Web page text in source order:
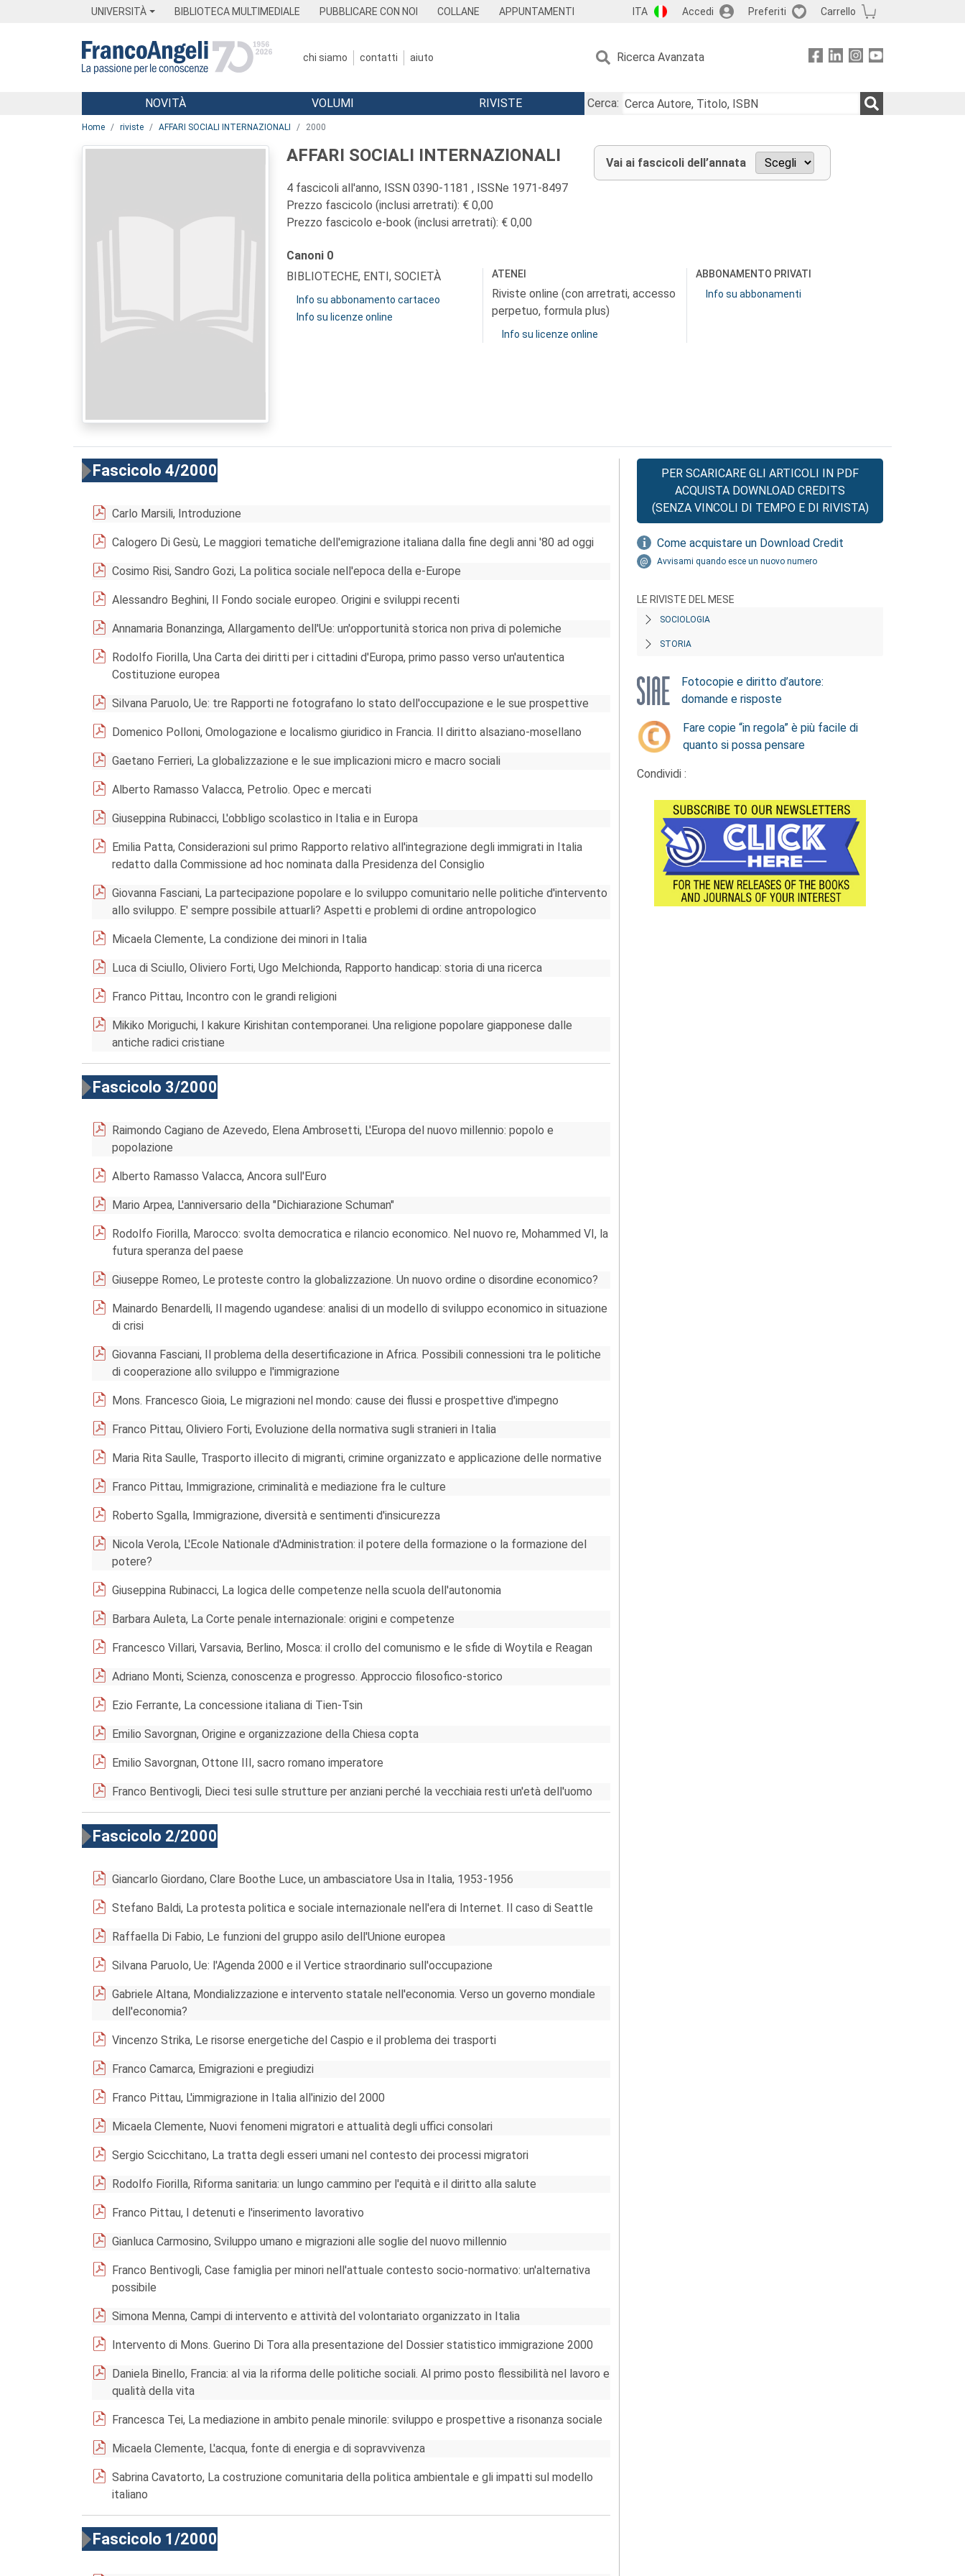
UNIVERSITÀ BIBLIOTECA MULTIMEDIALE PUBBLICARE CON NOI COLLANE APPUNTAMENTI ITA Accedi Preferiti Carrello
chi siamo contatti aiuto Ricerca Avanzata
Menu
NOVITÀ VOLUMI RIVISTE
Cerca:
Home riviste AFFARI SOCIALI INTERNAZIONALI 2000
AFFARI SOCIALI INTERNAZIONALI
4 fascicoli all'anno, ISSN 0390-1181 , ISSNe 1971-8497
Prezzo fascicolo (inclusi arretrati): € 0,00
Prezzo fascicolo e-book (inclusi arretrati): € 0,00
Vai ai fascicoli dell’annata
Canoni 0
BIBLIOTECHE, ENTI, SOCIETÀ
Info su abbonamento cartaceo
Info su licenze online
ATENEI
Riviste online (con arretrati, accesso
perpetuo, formula plus)
Info su licenze online
ABBONAMENTO PRIVATI
Info su abbonamenti
Fascicolo 4/2000
Carlo Marsili, Introduzione
Calogero Di Gesù, Le maggiori tematiche dell'emigrazione italiana dalla fine degli anni '80 ad oggi
Cosimo Risi, Sandro Gozi, La politica sociale nell'epoca della e-Europe
Alessandro Beghini, Il Fondo sociale europeo. Origini e sviluppi recenti
Annamaria Bonanzinga, Allargamento dell'Ue: un'opportunità storica non priva di polemiche
Rodolfo Fiorilla, Una Carta dei diritti per i cittadini d'Europa, primo passo verso un'autentica
Costituzione europea
Silvana Paruolo, Ue: tre Rapporti ne fotografano lo stato dell'occupazione e le sue prospettive
Domenico Polloni, Omologazione e localismo giuridico in Francia. Il diritto alsaziano-mosellano
Gaetano Ferrieri, La globalizzazione e le sue implicazioni micro e macro sociali
Alberto Ramasso Valacca, Petrolio. Opec e mercati
Giuseppina Rubinacci, L'obbligo scolastico in Italia e in Europa
Emilia Patta, Considerazioni sul primo Rapporto relativo all'integrazione degli immigrati in Italia
redatto dalla Commissione ad hoc nominata dalla Presidenza del Consiglio
Giovanna Fasciani, La partecipazione popolare e lo sviluppo comunitario nelle politiche d'intervento
allo sviluppo. E' sempre possibile attuarli? Aspetti e problemi di ordine antropologico
Micaela Clemente, La condizione dei minori in Italia
Luca di Sciullo, Oliviero Forti, Ugo Melchionda, Rapporto handicap: storia di una ricerca
Franco Pittau, Incontro con le grandi religioni
Mikiko Moriguchi, I kakure Kirishitan contemporanei. Una religione popolare giapponese dalle
antiche radici cristiane
Fascicolo 3/2000
Raimondo Cagiano de Azevedo, Elena Ambrosetti, L'Europa del nuovo millennio: popolo e
popolazione
Alberto Ramasso Valacca, Ancora sull'Euro
Mario Arpea, L'anniversario della "Dichiarazione Schuman"
Rodolfo Fiorilla, Marocco: svolta democratica e rilancio economico. Nel nuovo re, Mohammed VI, la
futura speranza del paese
Giuseppe Romeo, Le proteste contro la globalizzazione. Un nuovo ordine o disordine economico?
Mainardo Benardelli, Il magendo ugandese: analisi di un modello di sviluppo economico in situazione
di crisi
Giovanna Fasciani, Il problema della desertificazione in Africa. Possibili connessioni tra le politiche
di cooperazione allo sviluppo e l'immigrazione
Mons. Francesco Gioia, Le migrazioni nel mondo: cause dei flussi e prospettive d'impegno
Franco Pittau, Oliviero Forti, Evoluzione della normativa sugli stranieri in Italia
Maria Rita Saulle, Trasporto illecito di migranti, crimine organizzato e applicazione delle normative
Franco Pittau, Immigrazione, criminalità e mediazione fra le culture
Roberto Sgalla, Immigrazione, diversità e sentimenti d'insicurezza
Nicola Verola, L'Ecole Nationale d'Administration: il potere della formazione o la formazione del
potere?
Giuseppina Rubinacci, La logica delle competenze nella scuola dell'autonomia
Barbara Auleta, La Corte penale internazionale: origini e competenze
Francesco Villari, Varsavia, Berlino, Mosca: il crollo del comunismo e le sfide di Woytila e Reagan
Adriano Monti, Scienza, conoscenza e progresso. Approccio filosofico-storico
Ezio Ferrante, La concessione italiana di Tien-Tsin
Emilio Savorgnan, Origine e organizzazione della Chiesa copta
Emilio Savorgnan, Ottone III, sacro romano imperatore
Franco Bentivogli, Dieci tesi sulle strutture per anziani perché la vecchiaia resti un'età dell'uomo
Fascicolo 2/2000
Giancarlo Giordano, Clare Boothe Luce, un ambasciatore Usa in Italia, 1953-1956
Stefano Baldi, La protesta politica e sociale internazionale nell'era di Internet. Il caso di Seattle
Raffaella Di Fabio, Le funzioni del gruppo asilo dell'Unione europea
Silvana Paruolo, Ue: l'Agenda 2000 e il Vertice straordinario sull'occupazione
Gabriele Altana, Mondializzazione e intervento statale nell'economia. Verso un governo mondiale
dell'economia?
Vincenzo Strika, Le risorse energetiche del Caspio e il problema dei trasporti
Franco Camarca, Emigrazioni e pregiudizi
Franco Pittau, L'immigrazione in Italia all'inizio del 2000
Micaela Clemente, Nuovi fenomeni migratori e attualità degli uffici consolari
Sergio Scicchitano, La tratta degli esseri umani nel contesto dei processi migratori
Rodolfo Fiorilla, Riforma sanitaria: un lungo cammino per l'equità e il diritto alla salute
Franco Pittau, I detenuti e l'inserimento lavorativo
Gianluca Carmosino, Sviluppo umano e migrazioni alle soglie del nuovo millennio
Franco Bentivogli, Case famiglia per minori nell'attuale contesto socio-normativo: un'alternativa
possibile
Simona Menna, Campi di intervento e attività del volontariato organizzato in Italia
Intervento di Mons. Guerino Di Tora alla presentazione del Dossier statistico immigrazione 2000
Daniela Binello, Francia: al via la riforma delle politiche sociali. Al primo posto flessibilità nel lavoro e
qualità della vita
Francesca Tei, La mediazione in ambito penale minorile: sviluppo e prospettive a risonanza sociale
Micaela Clemente, L'acqua, fonte di energia e di sopravvivenza
Sabrina Cavatorto, La costruzione comunitaria della politica ambientale e gli impatti sul modello
italiano
Fascicolo 1/2000
PER SCARICARE GLI ARTICOLI IN PDF
ACQUISTA DOWNLOAD CREDITS
(SENZA VINCOLI DI TEMPO E DI RIVISTA)
Come acquistare un Download Credit
Avvisami quando esce un nuovo numero
LE RIVISTE DEL MESE
SOCIOLOGIA
STORIA
Fotocopie e diritto d’autore:
domande e risposte
Fare copie “in regola” è più facile di
quanto si possa pensare
Condividi :